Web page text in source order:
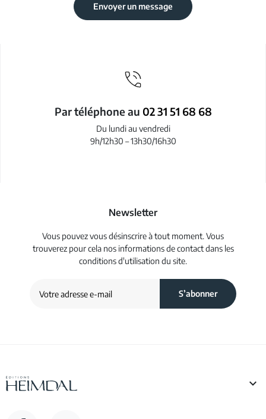
Envoyer un message
Par téléphone au 02 31 51 68 68
Du lundi au vendredi
9h/12h30 – 13h30/16h30
Newsletter
Vous pouvez vous désinscrire à tout moment. Vous
trouverez pour cela nos informations de contact dans les
conditions d'utilisation du site.
